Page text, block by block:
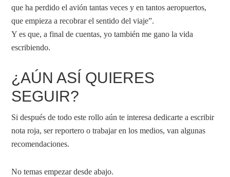
que ha perdido el avión tantas veces y en tantos aeropuertos,
que empieza a recobrar el sentido del viaje”.
Y es que, a final de cuentas, yo también me gano la vida
escribiendo.
¿AÚN ASÍ QUIERES
SEGUIR?
Si después de todo este rollo aún te interesa dedicarte a escribir
nota roja, ser reportero o trabajar en los medios, van algunas
recomendaciones.
No temas empezar desde abajo.